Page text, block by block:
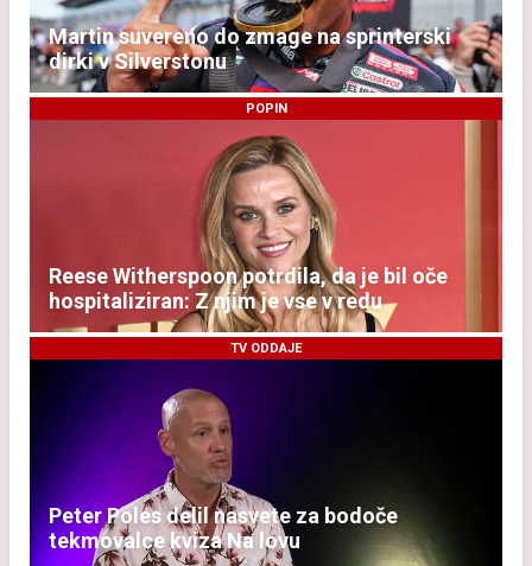
Martin suvereno do zmage na sprinterski
dirki v Silverstonu
POPIN
Reese Witherspoon potrdila, da je bil oče
hospitaliziran: Z njim je vse v redu
TV ODDAJE
Peter Poles delil nasvete za bodoče
tekmovalce kviza Na lovu